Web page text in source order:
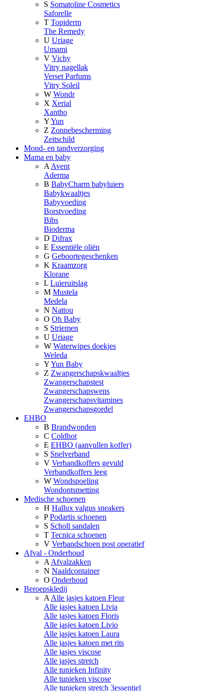
S Somatoline Cosmetics
Saforelle
T Topiderm
The Remedy
U Uriage
Umami
V Vichy
Vitry nagellak
Verset Parfums
Vitry Soleil
W Wondr
X Xerial
Xantho
YYun
Z Zonnebescherming
Zeitschild
Mond- en tandverzorging
Mama en baby
A Avent
Aderma
B BabyCharm babyluiers
Babykwaaltjes
Babyvoeding
Borstvoeding
Bibs
Bioderma
D Difrax
E Essentiële oliën
G Geboortegeschenken
K Kraamzorg
Klorane
L Luieruitslag
M Mustela
Medela
N Nattou
O Oh Baby
S Striemen
U Uriage
W Waterwipes doekjes
Weleda
YYun Baby
Z Zwangerschapskwaaltjes
Zwangerschapstest
Zwangerschapswens
Zwangerschapsvitamines
Zwangerschapsgordel
EHBO
B Brandwonden
C Coldhot
E EHBO (aanvullen koffer)
S Snelverband
V Verbandkoffers gevuld
Verbandkoffers leeg
W Wondspoeling
Wondontsmetting
Medische schoenen
H Hallux valgus sneakers
P Podartis schoenen
S Scholl sandalen
T Tecnica schoenen
V Verbandschoen post operatief
Afval - Onderhoud
A Afvalzakken
N Naaldcontainer
O Onderhoud
Beroepskledij
A Alle jasjes katoen Fleur
Alle jasjes katoen Livia
Alle jasjes katoen Floris
Alle jasjes katoen Livio
Alle jasjes katoen Laura
Alle jasjes katoen met rits
Alle jasjes viscose
Alle jasjes stretch
Alle tunieken Infinity
Alle tunieken viscose
Alle tunieken stretch 3essentiel